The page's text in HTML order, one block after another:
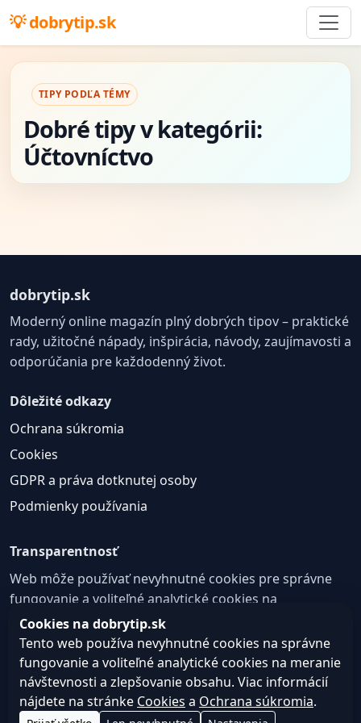
dobrytip.sk
TIPY PODĽA TÉMY
Dobré tipy v kategórii:
Účtovníctvo
dobrytip.sk
Moderný online magazín plný dobrých tipov – praktické
rady, užitočné nápady, inšpirácia, návody, zaujímavosti a
odporúčania pre každodenný život.
Dôležité odkazy
Ochrana súkromia
Cookies
GDPR a práva dotknutej osoby
Podmienky používania
Transparentnosť
Web môže používať nevyhnutné cookies pre správne
fungovanie a voliteľné analytické cookies na
zlepšovanie obsahu a používateľskej skúsenosti.
Nastavenie cookies
© 2026 dobrytip.sk
Cookies na dobrytip.sk
Tento web používa nevyhnutné cookies na správne
fungovanie a voliteľné analytické cookies na meranie
návštevnosti a zlepšovanie obsahu. Viac informácií
nájdete na stránke Cookies a Ochrana súkromia.